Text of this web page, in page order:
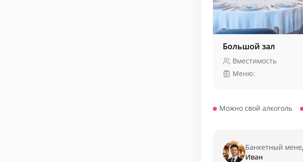
Большой зал
Вместимость
Меню:
Можно свой алкоголь
Банкетный
Иван